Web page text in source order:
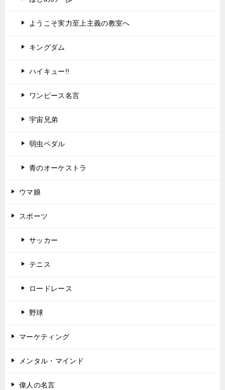
ようこそ実力至上主義の教室へ
キングダム
ハイキュー!!
ワンピース名言
宇宙兄弟
弱虫ペダル
青のオーケストラ
ウマ娘
スポーツ
サッカー
テニス
ロードレース
野球
マーケティング
メンタル・マインド
偉人の名言